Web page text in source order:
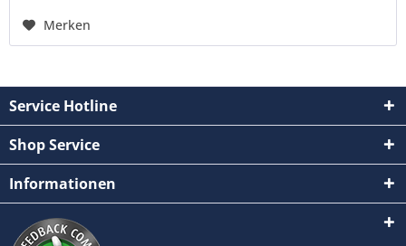
Merken
Service Hotline
Shop Service
Informationen